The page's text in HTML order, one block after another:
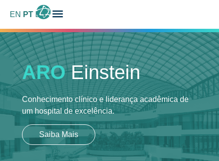
EN PT ES
ARO Einstein
Conhecimento clínico e liderança acadêmica de
um hospital de excelência.
Saiba Mais